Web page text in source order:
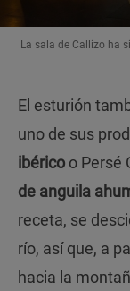
La sala de Callizo ha
El esturión
uno de sus
ibérico o Persé
de anguila
receta, se
río, así que, a
hacia la